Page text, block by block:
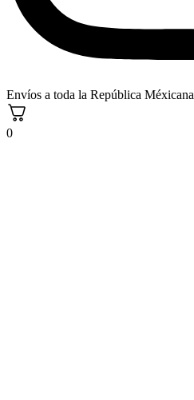
Envíos a toda la República Méxicana
0